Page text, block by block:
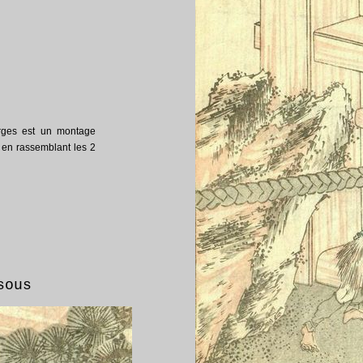
est un montage
rassemblant les 2